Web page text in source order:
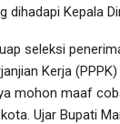
dihadapi Kepala
seleksi
Kerja
mohon maaf
Ujar Bupati